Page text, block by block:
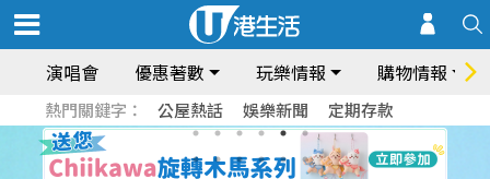
演唱會 優惠著數 玩樂情報 購物情報
熱門關鍵字： 公屋熱話 娛樂新聞 定期存款